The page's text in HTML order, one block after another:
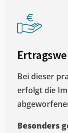
Bei dieser
erfolgt die
Besonders